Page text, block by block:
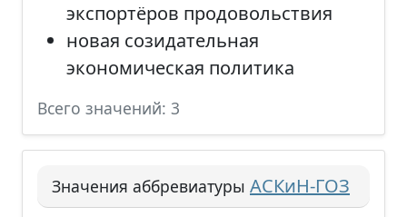
экспортёров продовольствия
новая созидательная
экономическая политика
Всего значений: 3
Значения аббревиатуры АСКиН-ГОЗ